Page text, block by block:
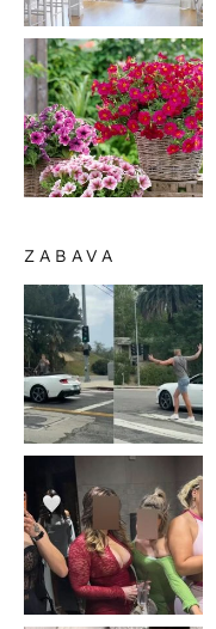
ZABAVA